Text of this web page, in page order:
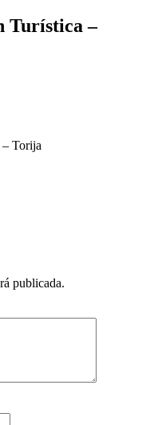
Turística –
Torija
publicada.